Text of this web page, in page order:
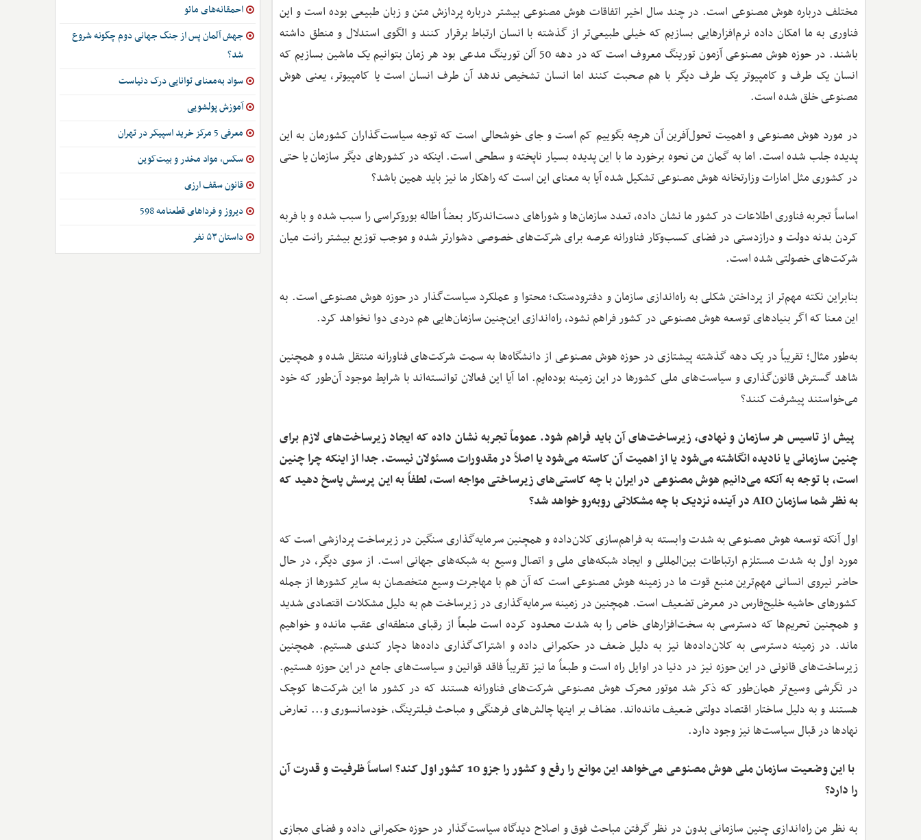
مختلف درباره هوش مصنوعی است. در چند سال اخیر اتفاقات هوش مصنوعی بیشتر درباره پردازش متن و زبان طبیعی بوده است و این
فناوری به ما امکان داده نرم‌افزارهایی بسازیم که خیلی طبیعی‌تر از گذشته با انسان ارتباط برقرار کنند و الگوی استدلال و منطق داشته
باشند. در حوزه هوش مصنوعی آزمون تورینگ معروف است که در دهه 50 آلن تورینگ مدعی بود هر زمان بتوانیم یک ماشین بسازیم که
انسان یک طرف و کامپیوتر یک طرف دیگر با هم صحبت کنند اما انسان تشخیص ندهد آن طرف انسان است یا کامپیوتر، یعنی هوش
مصنوعی خلق شده است.
در مورد هوش مصنوعی و اهمیت تحول‌آفرین آن هرچه بگوییم کم است و جای خوشحالی است که توجه سیاست‌گذاران کشورمان به این
پدیده جلب شده است. اما به گمان من نحوه برخورد ما با این پدیده بسیار ناپخته و سطحی است. اینکه در کشورهای دیگر سازمان یا حتی
در کشوری مثل امارات وزارتخانه هوش مصنوعی تشکیل شده آیا به معنای این است که راهکار ما نیز باید همین باشد؟
اساساً تجربه فناوری اطلاعات در کشور ما نشان داده، تعدد سازمان‌ها و شوراهای دست‌اندرکار بعضاً اطاله بوروکراسی را سبب شده و با فربه
کردن بدنه دولت و درازدستی در فضای کسب‌وکار فناورانه عرصه برای شرکت‌های خصوصی دشوارتر شده و موجب توزیع بیشتر رانت میان
شرکت‌های خصولتی شده است.
بنابراین نکته مهم‌تر از پرداختن شکلی به راه‌اندازی سازمان و دفترودستک؛ محتوا و عملکرد سیاست‌گذار در حوزه هوش مصنوعی است. به
این معنا که اگر بنیادهای توسعه هوش مصنوعی در کشور فراهم نشود، راه‌اندازی این‌چنین سازمان‌هایی هم دردی دوا نخواهد کرد.
به‌طور مثال؛ تقریباً در یک دهه گذشته پیشتازی در حوزه هوش مصنوعی از دانشگاه‌ها به سمت شرکت‌های فناورانه منتقل شده و همچنین
شاهد گسترش قانون‌گذاری و سیاست‌های ملی کشورها در این زمینه بوده‌ایم. اما آیا این فعالان توانسته‌اند با شرایط موجود آن‌طور که خود
می‌خواستند پیشرفت کنند؟
‌ پیش از تاسیس هر سازمان و نهادی، زیرساخت‌های آن باید فراهم شود. عموماً تجربه نشان داده که ایجاد زیرساخت‌های لازم برای
چنین سازمانی یا نادیده انگاشته می‌شود یا از اهمیت آن کاسته می‌شود یا اصلاً در مقدورات مسئولان نیست. جدا از اینکه چرا چنین
است، با توجه به آنکه می‌دانیم هوش مصنوعی در ایران با چه کاستی‌های زیرساختی مواجه است، لطفاً به این پرسش پاسخ دهید که
به نظر شما سازمان AIO در آینده نزدیک با چه مشکلاتی روبه‌رو خواهد شد؟
اول آنکه توسعه هوش مصنوعی به شدت وابسته به فراهم‌سازی کلان‌داده و همچنین سرمایه‌گذاری سنگین در زیرساخت پردازشی است که
مورد اول به شدت مستلزم ارتباطات بین‌المللی و ایجاد شبکه‌های ملی و اتصال وسیع به شبکه‌های جهانی است. از سوی دیگر، در حال
حاضر نیروی انسانی مهم‌ترین منبع قوت ما در زمینه هوش مصنوعی است که آن‌ هم با مهاجرت وسیع متخصصان به سایر کشورها از جمله
کشورهای حاشیه خلیج‌فارس در معرض تضعیف است. همچنین در زمینه سرمایه‌گذاری در زیرساخت هم به دلیل مشکلات اقتصادی شدید
و همچنین تحریم‌ها که دسترسی به سخت‌افزارهای خاص را به شدت محدود کرده است طبعاً از رقبای منطقه‌ای عقب مانده و خواهیم
ماند. در زمینه دسترسی به کلان‌داده‌ها نیز به دلیل ضعف در حکمرانی داده و اشتراک‌گذاری داده‌ها دچار کندی هستیم. همچنین
زیرساخت‌های قانونی در این حوزه نیز در دنیا در اوایل راه است و طبعاً ما نیز تقریباً فاقد قوانین و سیاست‌های جامع در این حوزه هستیم.
در نگرشی وسیع‌تر همان‌طور که ذکر شد موتور محرک هوش مصنوعی شرکت‌های فناورانه هستند که در کشور ما این شرکت‌ها کوچک
هستند و به دلیل ساختار اقتصاد دولتی ضعیف مانده‌اند. مضاف بر اینها چالش‌های فرهنگی و مباحث فیلترینگ، خودسانسوری و... تعارض
نهادها در قبال سیاست‌ها نیز وجود دارد.
‌ با این وضعیت سازمان ملی هوش مصنوعی می‌خواهد این موانع را رفع و کشور را جزو 10 کشور اول کند؟ اساساً ظرفیت و قدرت آن
را دارد؟
به نظر من راه‌اندازی چنین سازمانی بدون در نظر گرفتن مباحث فوق و اصلاح دیدگاه سیاست‌گذار در حوزه حکمرانی داده و فضای مجازی
احمقانه‌های مائو
جهش آلمان پس از جنگ جهانی دوم چگونه شروع
شد؟
سواد به‌معنای توانایی درک دنیاست
آموزش پولشویی
معرفی 5 مرکز خرید اسپیکر در تهران
سکس، مواد مخدر و بیت‌کوین
قانون سقف ارزی
دیروز و فرداهای قطعنامه 598
داستان ۵۳ نفر